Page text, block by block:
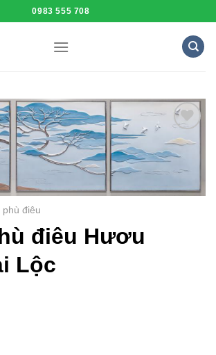
0983 555 708
Add to
Wishlist
phù điêu
điêu Hươu
Lộc